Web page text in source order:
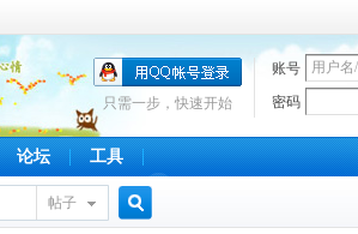
账号
密码
只需一步，快速开始
论坛 工具
帖子